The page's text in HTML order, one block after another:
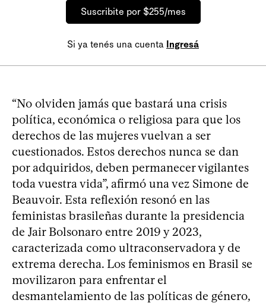
Suscribite por $255/mes
Si ya tenés una cuenta Ingresá
“No olviden jamás que bastará una crisis
política, económica o religiosa para que los
derechos de las mujeres vuelvan a ser
cuestionados. Estos derechos nunca se dan
por adquiridos, deben permanecer vigilantes
toda vuestra vida”, afirmó una vez Simone de
Beauvoir. Esta reflexión resonó en las
feministas brasileñas durante la presidencia
de Jair Bolsonaro entre 2019 y 2023,
caracterizada como ultraconservadora y de
extrema derecha. Los feminismos en Brasil se
movilizaron para enfrentar el
desmantelamiento de las políticas de género,